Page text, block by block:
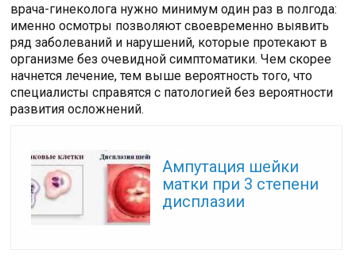
врача-гинеколога нужно минимум один раз в полгода:
именно осмотры позволяют своевременно выявить
ряд заболеваний и нарушений, которые протекают в
организме без очевидной симптоматики. Чем скорее
начнется лечение, тем выше вероятность того, что
специалисты справятся с патологией без вероятности
развития осложнений.
Ампутация шейки
матки при 3 степени
дисплазии